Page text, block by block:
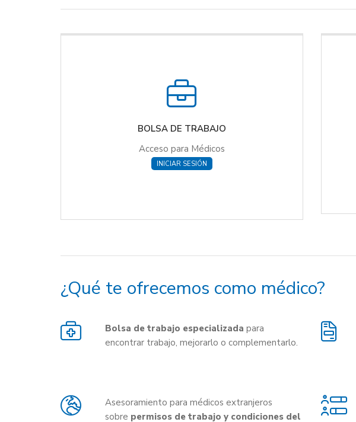
BOLSA DE TRABAJO
Acceso para Médicos
INICIAR SESIÓN
¿Qué te ofrecemos como médico?
Bolsa de trabajo especializada para
encontrar trabajo, mejorarlo o complementarlo.
Asesoramiento para médicos extranjeros
sobre permisos de trabajo y condiciones del